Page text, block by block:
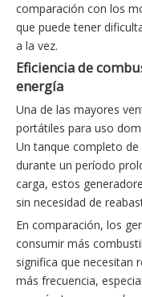
comparación con los
que puede tener
a la vez.
Eficiencia de
energía
Una de las mayores
portátiles para uso
Un tanque completo
durante un período
carga, estos
sin necesidad de
En comparación, los
consumir más
significa que necesitan
más frecuencia,